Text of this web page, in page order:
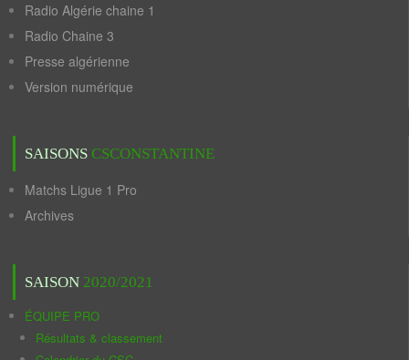
Radio Algérie chaine 1
Radio Chaine 3
Presse algérienne
Version numérique
SAISONS CSCONSTANTINE
Matchs Ligue 1 Pro
Archives
SAISON 2020/2021
ÉQUIPE PRO
Résultats & classement